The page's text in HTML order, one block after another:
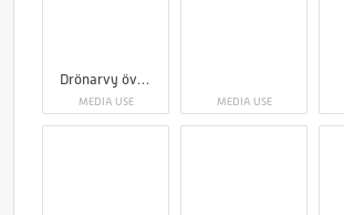
Drönarvy över snösparhögen i Kläppen Snowpark.
MEDIA USE MEDIA USE